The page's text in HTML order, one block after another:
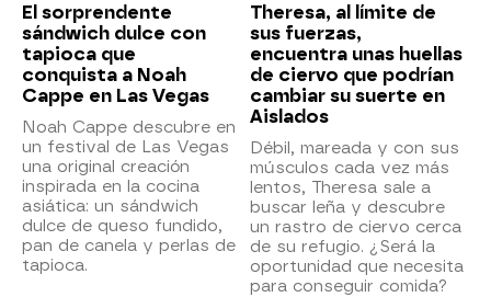
El sorprendente
sándwich dulce con
tapioca que
conquista a Noah
Cappe en Las Vegas
Noah Cappe descubre en
un festival de Las Vegas
una original creación
inspirada en la cocina
asiática: un sándwich
dulce de queso fundido,
pan de canela y perlas de
tapioca.
Theresa, al límite de
sus fuerzas,
encuentra unas huellas
de ciervo que podrían
cambiar su suerte en
Aislados
Débil, mareada y con sus
músculos cada vez más
lentos, Theresa sale a
buscar leña y descubre
un rastro de ciervo cerca
de su refugio. ¿Será la
oportunidad que necesita
para conseguir comida?